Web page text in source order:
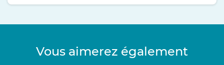
Vous aimerez également